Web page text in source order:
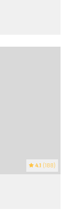
4.1 (188)